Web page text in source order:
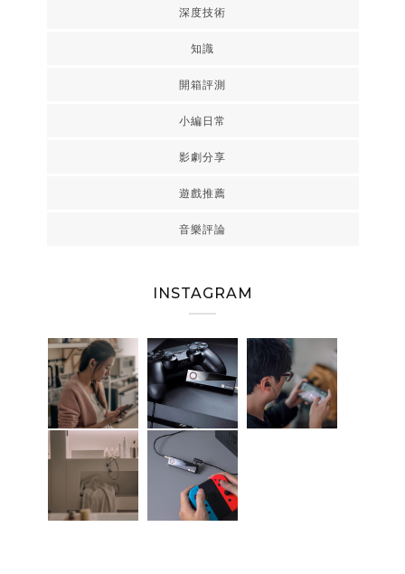
深度技術
知識
開箱評測
小編日常
影劇分享
遊戲推薦
音樂評論
INSTAGRAM